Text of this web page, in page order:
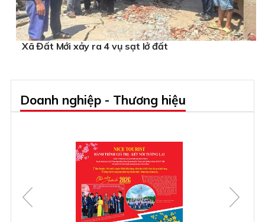
Xã Đất Mới xảy ra 4 vụ sạt lở đất
Doanh nghiệp - Thương hiệu